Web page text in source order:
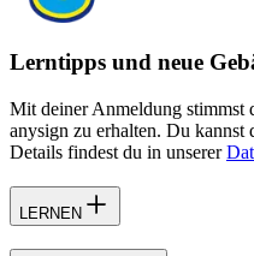
Lerntipps und neue
Mit deiner Anmeldung
anysign zu erhalten. Du kannst
Details findest du in unserer
LERNEN